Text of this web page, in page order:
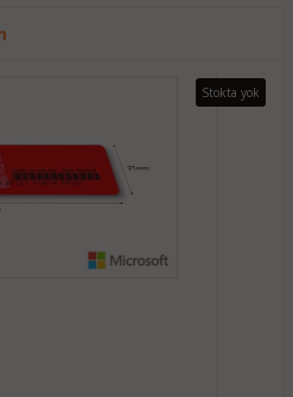
Stokta yok